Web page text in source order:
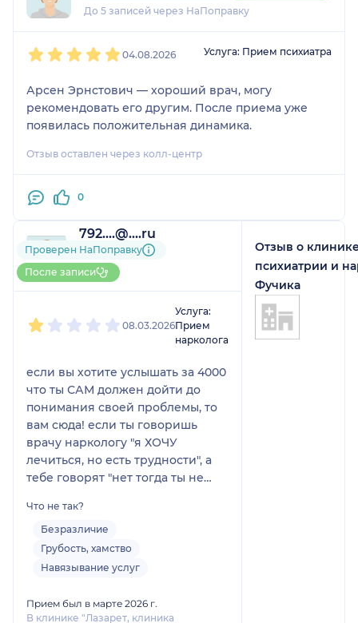
До 5 записей через НаПоправку
04.08.2026 Услуга: Прием психиатра
Арсен Эрнстович — хороший врач, могу
рекомендовать его другим. После приема уже
появилась положительная динамика.
Отзыв оставлен через колл-центр
0
792....@....ru
2 отзыва
До 5 записей через
НаПоправку
Проверен НаПоправку
После записи
08.03.2026
Услуга:
Прием
нарколога
если вы хотите услышать за 4000
что ты САМ должен дойти до
понимания своей проблемы, то
вам сюда! если ты говоришь
врачу наркологу "я ХОЧУ
лечиться, но есть трудности", а
тебе говорят "нет тогда ты не
интересно, а когда алкоголик
сам доходит до всего, то за какой
ему идти к врачу. на минуточку,
наивно полагалось, что мы шли к
приёмом, оператор оставила в
карте отметку - капельницы не
Что не так?
Безразличие
Грубость, хамство
Навязывание услуг
Прием был в марте 2026 г.
В клинике "Лазарет, клиника
Отзыв о
психиатрии и
Фучика